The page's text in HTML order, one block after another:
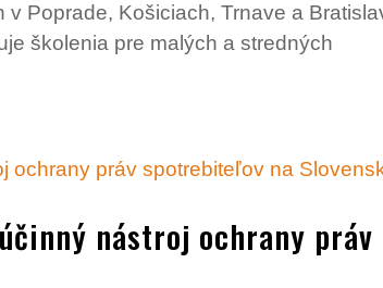
Poprade, Košiciach, Trnave a
školenia pre malých a stredných
nástroj ochrany práv